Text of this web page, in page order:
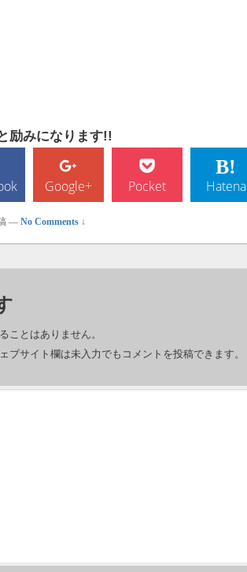
励みになります!!
Google+ Pocket Hatena
— No Comments ↓
ことはありません。
ブサイト欄は未入力でもコメントを投稿できます。